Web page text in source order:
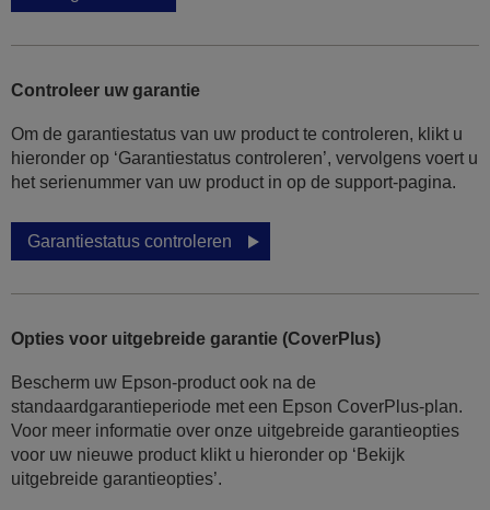
Controleer uw garantie
Om de garantiestatus van uw product te controleren, klikt u
hieronder op ‘Garantiestatus controleren’, vervolgens voert u
het serienummer van uw product in op de support-pagina.
Garantiestatus controleren
Opties voor uitgebreide garantie (CoverPlus)
Bescherm uw Epson-product ook na de
standaardgarantieperiode met een Epson CoverPlus-plan.
Voor meer informatie over onze uitgebreide garantieopties
voor uw nieuwe product klikt u hieronder op ‘Bekijk
uitgebreide garantieopties’.